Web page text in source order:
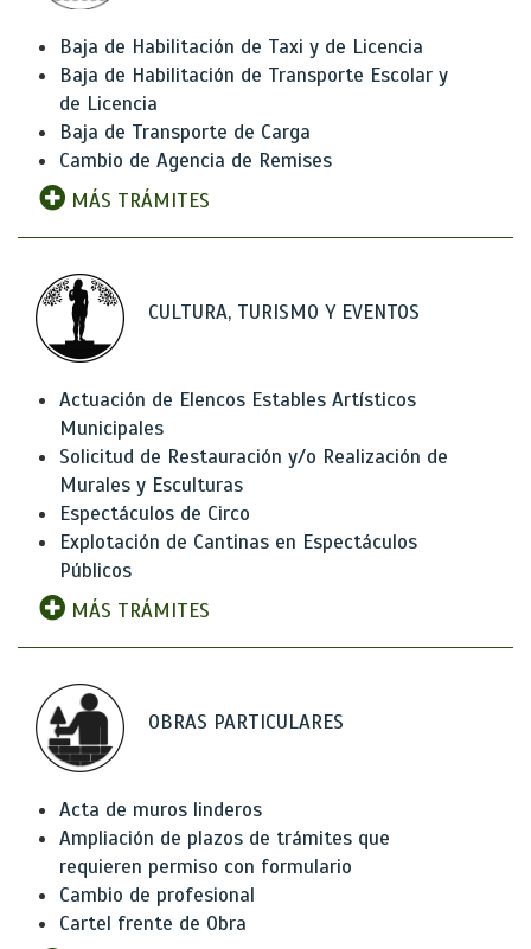
Baja de Habilitación de Taxi y de Licencia
Baja de Habilitación de Transporte Escolar y
de Licencia
Baja de Transporte de Carga
Cambio de Agencia de Remises
MÁS TRÁMITES
CULTURA, TURISMO Y EVENTOS
Actuación de Elencos Estables Artísticos
Municipales
Solicitud de Restauración y/o Realización de
Murales y Esculturas
Espectáculos de Circo
Explotación de Cantinas en Espectáculos
Públicos
MÁS TRÁMITES
OBRAS PARTICULARES
Acta de muros linderos
Ampliación de plazos de trámites que
requieren permiso con formulario
Cambio de profesional
Cartel frente de Obra